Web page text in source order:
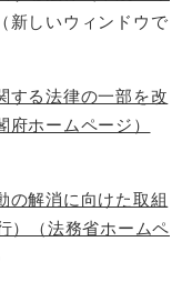
新しいウィンドウで
する法律の一部を改
ホームページ）
の解消に向けた取組
）（法務省ホームペ